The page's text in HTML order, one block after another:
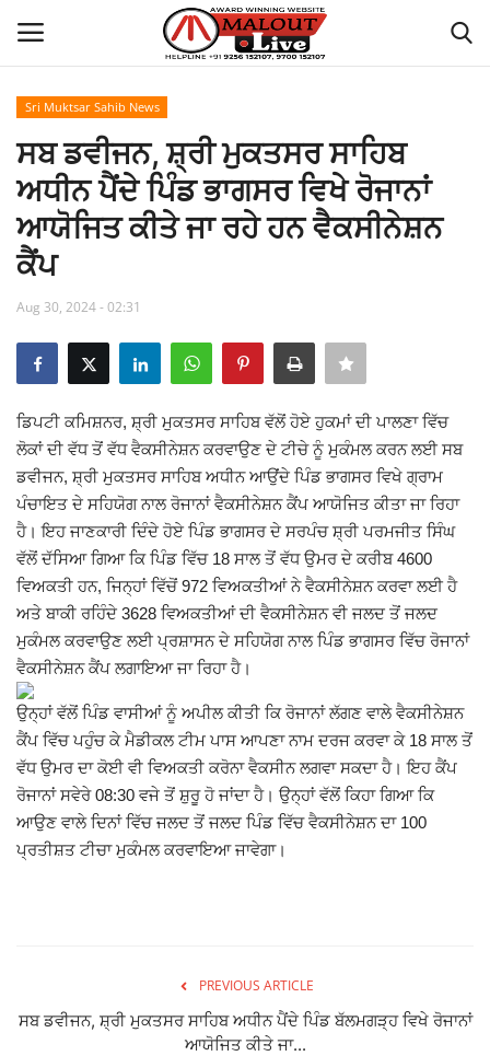
Home
About Us
How to Reach Malout
Privacy Policy
Malout News
History of Malout
Giddarbaha
Railway Time Table
Lambi
Sri Muktsar Sahib News
Punjab
Life & Style
Important
Sri Muktsar Sahib News
ਸਬ ਡਵੀਜਨ, ਸ਼੍ਰੀ ਮੁਕਤਸਰ ਸਾਹਿਬ
ਅਧੀਨ ਪੈਂਦੇ ਪਿੰਡ ਭਾਗਸਰ ਵਿਖੇ ਰੋਜਾਨਾਂ
ਆਯੋਜਿਤ ਕੀਤੇ ਜਾ ਰਹੇ ਹਨ ਵੈਕਸੀਨੇਸ਼ਨ
ਕੈਂਪ
Aug 30, 2024 - 02:31
ਡਿਪਟੀ ਕਮਿਸ਼ਨਰ, ਸ਼੍ਰੀ ਮੁਕਤਸਰ ਸਾਹਿਬ ਵੱਲੋਂ ਹੋਏ ਹੁਕਮਾਂ ਦੀ ਪਾਲਣਾ ਵਿੱਚ
ਲੋਕਾਂ ਦੀ ਵੱਧ ਤੋਂ ਵੱਧ ਵੈਕਸੀਨੇਸ਼ਨ ਕਰਵਾਉਣ ਦੇ ਟੀਚੇ ਨੂੰ ਮੁਕੰਮਲ ਕਰਨ ਲਈ ਸਬ
ਡਵੀਜਨ, ਸ਼੍ਰੀ ਮੁਕਤਸਰ ਸਾਹਿਬ ਅਧੀਨ ਆਉਂਦੇ ਪਿੰਡ ਭਾਗਸਰ ਵਿਖੇ ਗ੍ਰਾਮ
ਪੰਚਾਇਤ ਦੇ ਸਹਿਯੋਗ ਨਾਲ ਰੋਜਾਨਾਂ ਵੈਕਸੀਨੇਸ਼ਨ ਕੈਂਪ ਆਯੋਜਿਤ ਕੀਤਾ ਜਾ ਰਿਹਾ
ਹੈ। ਇਹ ਜਾਣਕਾਰੀ ਦਿੰਦੇ ਹੋਏ ਪਿੰਡ ਭਾਗਸਰ ਦੇ ਸਰਪੰਚ ਸ਼੍ਰੀ ਪਰਮਜੀਤ ਸਿੰਘ
ਵੱਲੋਂ ਦੱਸਿਆ ਗਿਆ ਕਿ ਪਿੰਡ ਵਿੱਚ 18 ਸਾਲ ਤੋਂ ਵੱਧ ਉਮਰ ਦੇ ਕਰੀਬ 4600
ਵਿਅਕਤੀ ਹਨ, ਜਿਨ੍ਹਾਂ ਵਿੱਚੋਂ 972 ਵਿਅਕਤੀਆਂ ਨੇ ਵੈਕਸੀਨੇਸ਼ਨ ਕਰਵਾ ਲਈ ਹੈ
ਅਤੇ ਬਾਕੀ ਰਹਿੰਦੇ 3628 ਵਿਅਕਤੀਆਂ ਦੀ ਵੈਕਸੀਨੇਸ਼ਨ ਵੀ ਜਲਦ ਤੋਂ ਜਲਦ
ਮੁਕੰਮਲ ਕਰਵਾਉਣ ਲਈ ਪ੍ਰਸ਼ਾਸਨ ਦੇ ਸਹਿਯੋਗ ਨਾਲ ਪਿੰਡ ਭਾਗਸਰ ਵਿੱਚ ਰੋਜਾਨਾਂ
ਵੈਕਸੀਨੇਸ਼ਨ ਕੈਂਪ ਲਗਾਇਆ ਜਾ ਰਿਹਾ ਹੈ।
ਉਨ੍ਹਾਂ ਵੱਲੋਂ ਪਿੰਡ ਵਾਸੀਆਂ ਨੂੰ ਅਪੀਲ ਕੀਤੀ ਕਿ ਰੋਜਾਨਾਂ ਲੱਗਣ ਵਾਲੇ ਵੈਕਸੀਨੇਸ਼ਨ
ਕੈਂਪ ਵਿੱਚ ਪਹੁੰਚ ਕੇ ਮੈਡੀਕਲ ਟੀਮ ਪਾਸ ਆਪਣਾ ਨਾਮ ਦਰਜ ਕਰਵਾ ਕੇ 18 ਸਾਲ ਤੋਂ
ਵੱਧ ਉਮਰ ਦਾ ਕੋਈ ਵੀ ਵਿਅਕਤੀ ਕਰੋਨਾ ਵੈਕਸੀਨ ਲਗਵਾ ਸਕਦਾ ਹੈ। ਇਹ ਕੈਂਪ
ਰੋਜਾਨਾਂ ਸਵੇਰੇ 08:30 ਵਜੇ ਤੋਂ ਸ਼ੁਰੂ ਹੋ ਜਾਂਦਾ ਹੈ। ਉਨ੍ਹਾਂ ਵੱਲੋਂ ਕਿਹਾ ਗਿਆ ਕਿ
ਆਉਣ ਵਾਲੇ ਦਿਨਾਂ ਵਿੱਚ ਜਲਦ ਤੋਂ ਜਲਦ ਪਿੰਡ ਵਿੱਚ ਵੈਕਸੀਨੇਸ਼ਨ ਦਾ 100
ਪ੍ਰਤੀਸ਼ਤ ਟੀਚਾ ਮੁਕੰਮਲ ਕਰਵਾਇਆ ਜਾਵੇਗਾ।
PREVIOUS ARTICLE
ਸਬ ਡਵੀਜਨ, ਸ਼੍ਰੀ ਮੁਕਤਸਰ ਸਾਹਿਬ ਅਧੀਨ ਪੈਂਦੇ ਪਿੰਡ ਬੱਲਮਗੜ੍ਹ ਵਿਖੇ ਰੋਜਾਨਾਂ
ਆਯੋਜਿਤ ਕੀਤੇ ਜਾ...